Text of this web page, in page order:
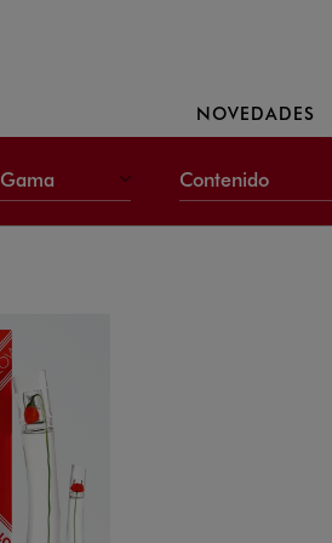
NOVEDADES
Gama Contenido